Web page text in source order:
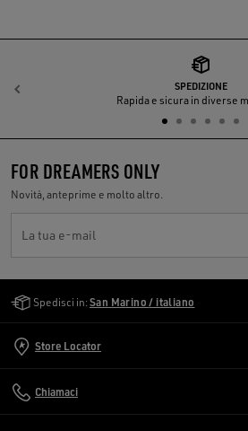
SPEDIZIONE
Rapida e sicura in diverse
Indietro
FOR DREAMERS ONLY
Novità, anteprime e molto altro.
La tua e-mail
Spedisci in: San Marino / italiano
Store Locator
Chiamaci